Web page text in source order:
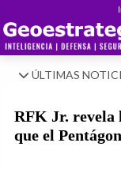
ÚLTIMAS
RFK Jr. revela
que el